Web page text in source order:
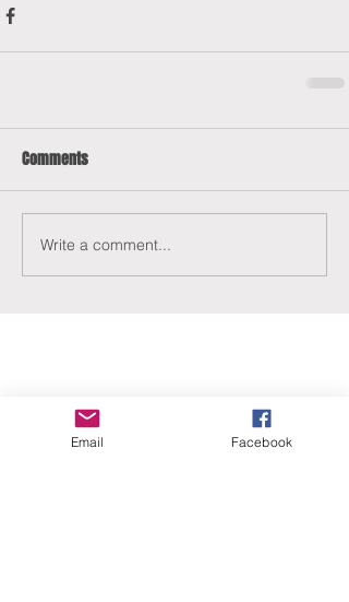
Comments
Write a comment...
ERANUS Alapítvány
Email Facebook